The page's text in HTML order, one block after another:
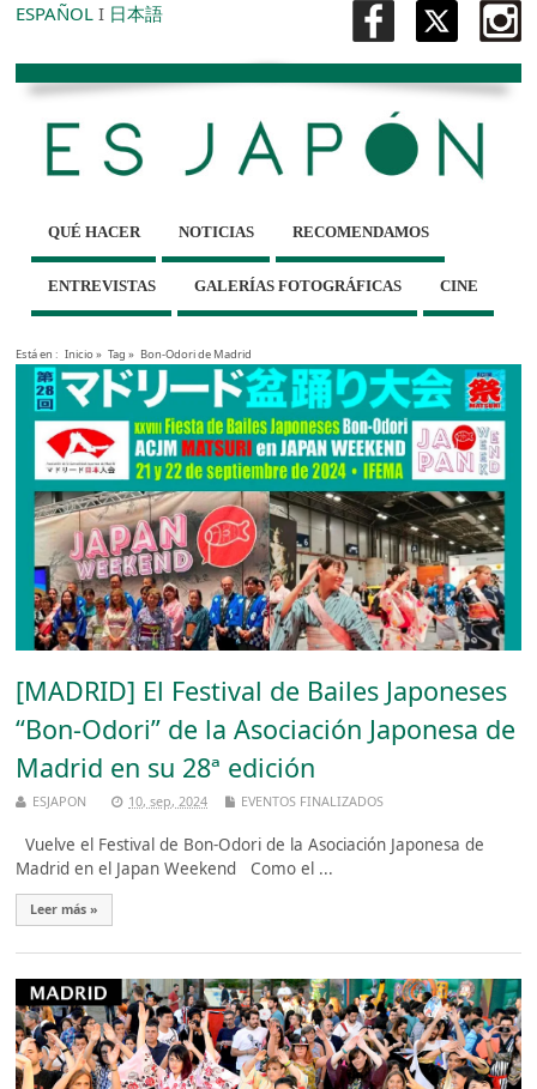
ESPAÑOL I 日本語
QUÉ HACER NOTICIAS RECOMENDAMOS
ENTREVISTAS GALERÍAS FOTOGRÁFICAS CINE
Está en : Inicio» Tag » Bon-Odori de Madrid
[MADRID] El Festival de Bailes Japoneses
“Bon-Odori” de la Asociación Japonesa de
Madrid en su 28ª edición
ESJAPON 10, sep, 2024 EVENTOS FINALIZADOS
Vuelve el Festival de Bon-Odori de la Asociación Japonesa de
Madrid en el Japan Weekend Como el ...
Leer más »